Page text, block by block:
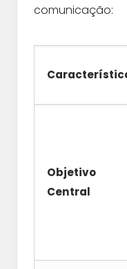
comunicação:
Objetivo
Central